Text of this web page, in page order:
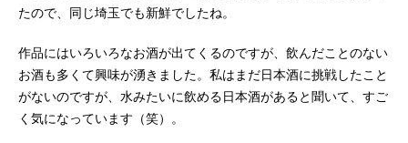
たので、同じ埼玉でも新鮮でしたね。
作品にはいろいろなお酒が出てくるのですが、飲んだことのない
お酒も多くて興味が湧きました。私はまだ日本酒に挑戦したこと
がないのですが、水みたいに飲める日本酒があると聞いて、すご
く気になっています（笑）。